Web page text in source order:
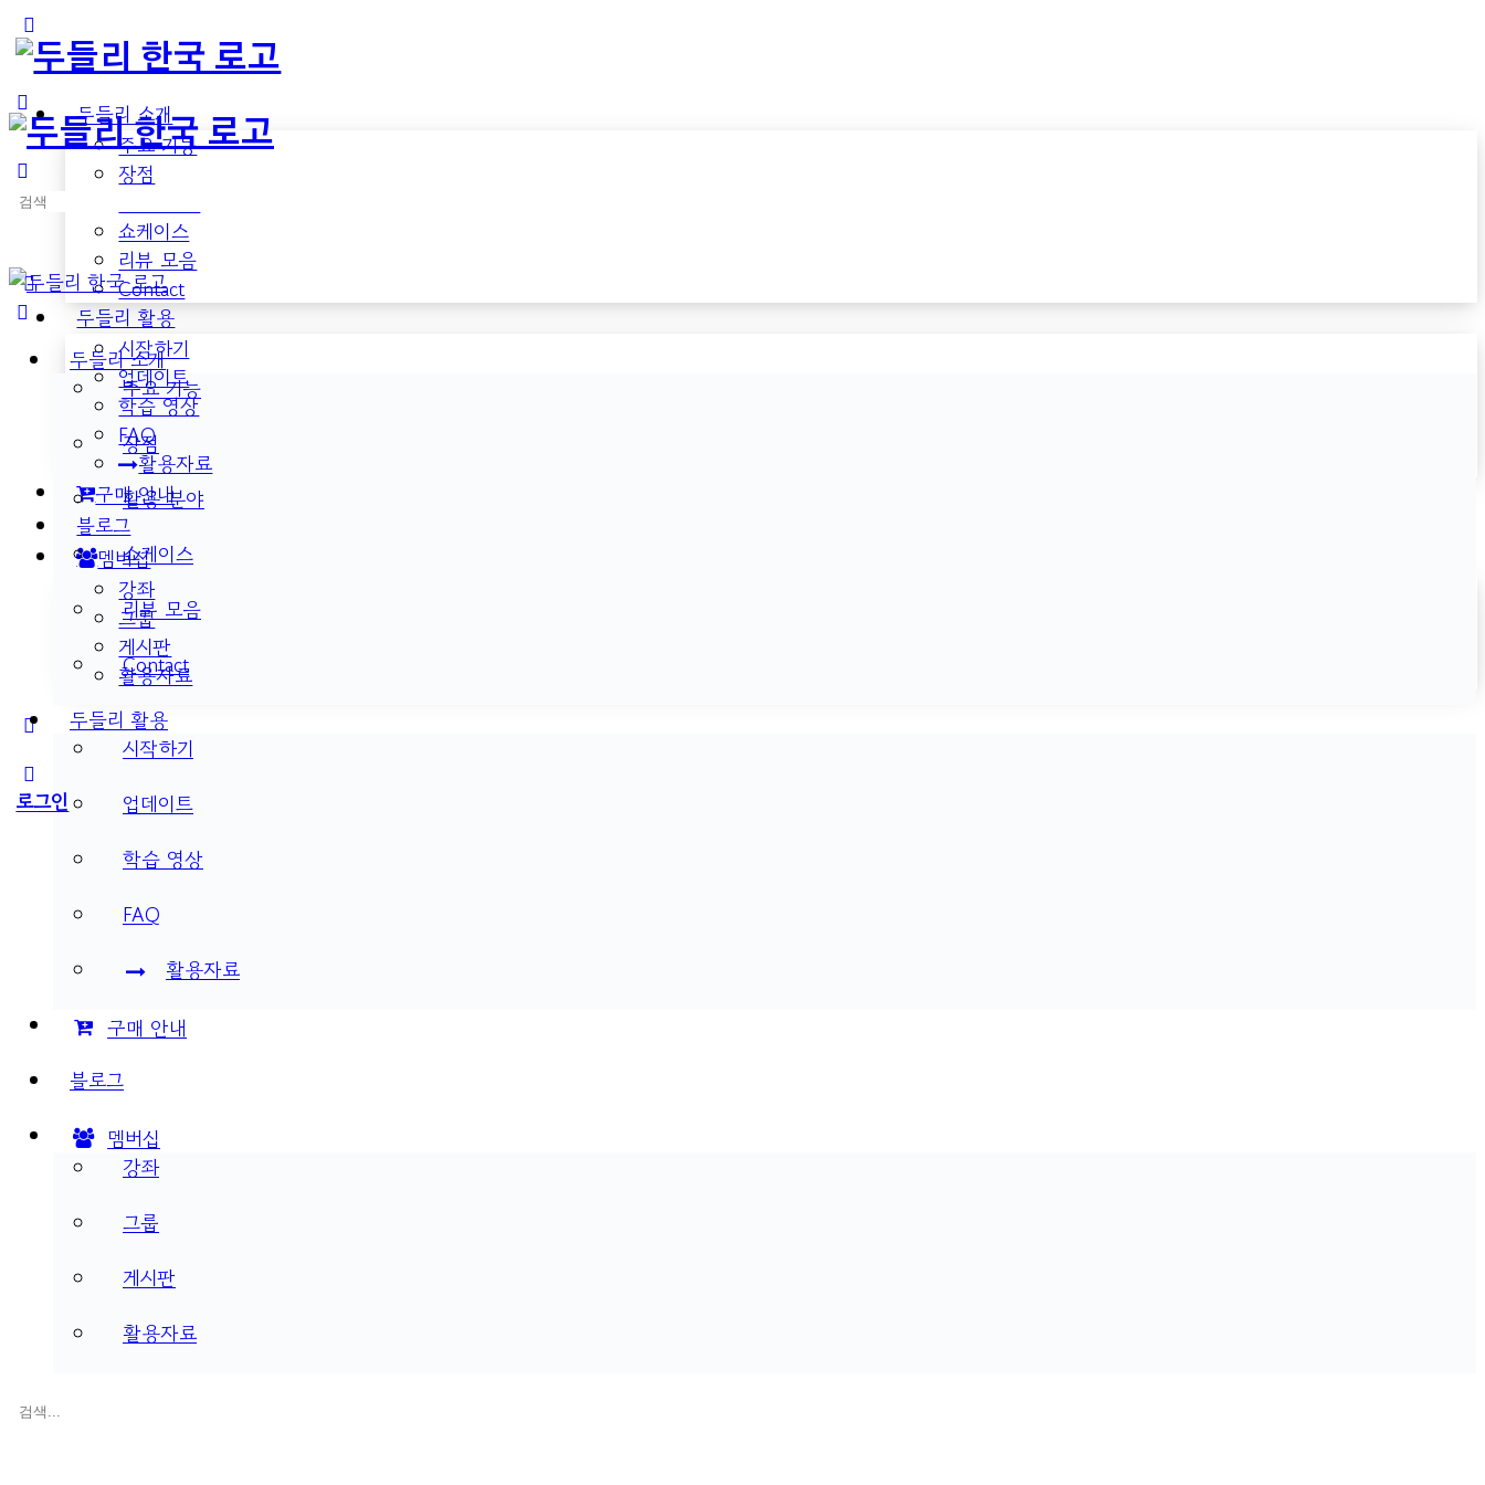
Side
Panel
두들리 소개
주요 기능
장점
쇼케이스
리뷰 모음
Contact
두들리 활용
시작하기
업데이트
학습 영상
FAQ
활용자료
구매 안내
블로그
멤버십
강좌
그룹
게시판
활용자료
More
options
로그인
검
두들리 소개
주요 기능
장점
활용 분야
쇼케이스
리뷰 모음
Contact
두들리 활용
시작하기
업데이트
학습 영상
FAQ
활용자료
구매 안내
블로그
멤버십
강좌
그룹
게시판
활용자료
검